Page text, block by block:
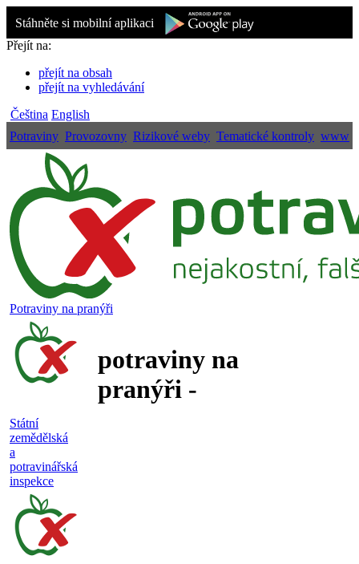
Stáhněte si mobilní aplikaci
Přejít na:
přejít na obsah
přejít na vyhledávání
Čeština English
Potraviny Provozovny Rizikové weby Tematické kontroly www
Potraviny na pranýři
potraviny na
pranýři -
Státní
zemědělská
a
potravinářská
inspekce